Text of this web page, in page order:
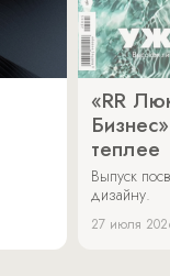
«RR
теплее
Выпуск
дизайну.
27 июля